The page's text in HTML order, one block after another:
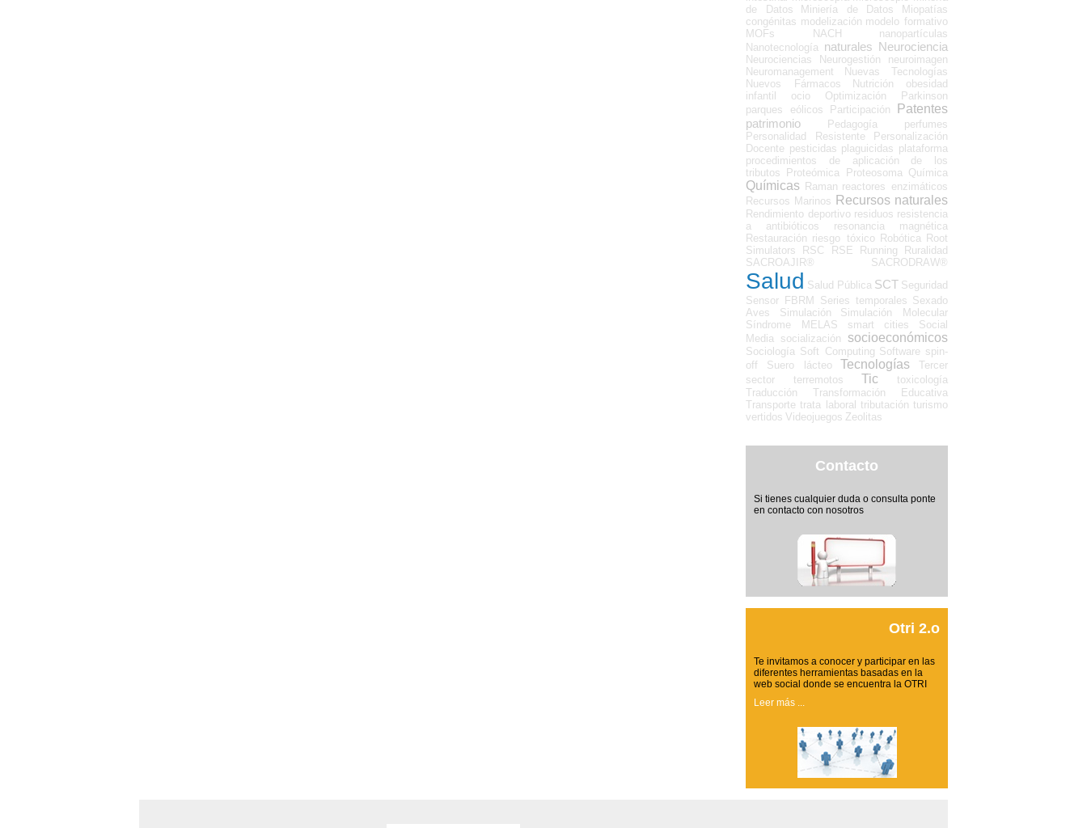
de Datos
Miniería de Datos
Miopatías
congénitas modelización modelo formativo
MOFs
NACH
nanopartículas
Nanotecnología naturales Neurociencia
Neurociencias Neurogestión
neuroimagen
Neuromanagement
Nuevas Tecnologías
Nuevos Fármacos
Nutrición
obesidad
infantil
ocio Optimización
Parkinson
parques eólicos
Participación
Patentes
patrimonio
Pedagogía
perfumes
Personalidad Resistente
Personalización
Docente pesticidas plaguicidas plataforma
procedimientos de aplicación de los
tributos
Proteómica Proteosoma Química
Químicas Raman reactores enzimáticos
Recursos Marinos Recursos naturales
Rendimiento deportivo residuos resistencia
a antibióticos
resonancia magnética
Restauración riesgo tóxico Robótica Root
Simulators
RSC RSE Running
Ruralidad
SACROAJIR®
SACRODRAW®
Salud Salud Pública SCT Seguridad
Sensor FBRM
Series temporales Sexado
Aves
Simulación
Simulación Molecular
Síndrome MELAS
smart cities
Social
Media socialización socioeconómicos
Sociología Soft Computing Software spin-
off
Suero lácteo Tecnologías
Tercer
sector
terremotos Tic
toxicología
Traducción
Transformación Educativa
Transporte trata laboral tributación turismo
vertidos Videojuegos Zeolitas
Contacto
Si tienes cualquier duda o consulta ponte
en contacto con nosotros
Otri 2.o
Te invitamos a conocer y participar en las
diferentes herramientas basadas en la
web social donde se encuentra la OTRI
Leer más ...